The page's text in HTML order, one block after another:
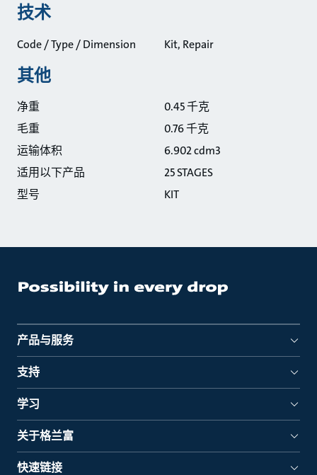
技术
Code / Type / Dimension Kit, Repair
其他
净重
0.45 千克
毛重
0.76 千克
运输体积
6.902 cdm3
适用以下产品
25 STAGES
型号
KIT
产品与服务
支持
学习
关于格兰富
快速链接